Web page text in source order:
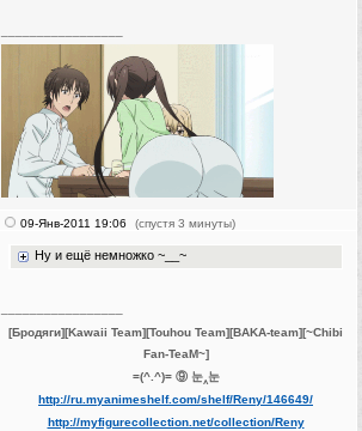
09-Янв-2011 19:06 (спустя 3 минуты)
Ну и ещё немножко ~__~
[Бродяги][Kawaii Team][Touhou Team][BAKA-team][~Chibi
Fan-TeaM~]
=(^.^)= ⑨ 눈‸눈
http://ru.myanimeshelf.com/shelf/Reny/146649/
http://myfigurecollection.net/collection/Reny